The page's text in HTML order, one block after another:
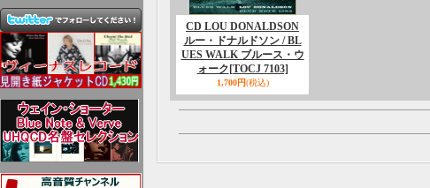
CD LOU DONALDSON
ルー・ドナルドソン / BL
UES WALK ブルース・ウ
ォーク [TOCJ 7103]
1,700円(税込)